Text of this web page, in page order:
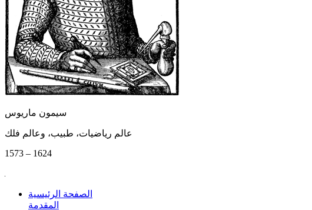
سيمون ماريوس
عالم رياضيات، طبيب، وعالم فلك
1573 – 1624
الصفحة الرئيسية
المقدمة